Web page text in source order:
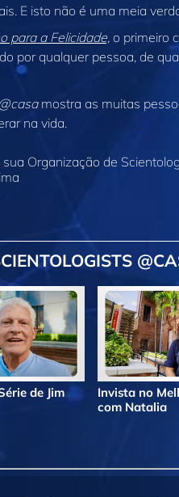
E isto não é uma meia
para a Felicidade, o primeiro
por qualquer pessoa, de
mostra as muitas
na vida.
sua Organização de
de Jim
Invista no
com Natalia